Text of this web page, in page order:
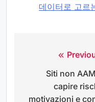
데이터로 고르
navigation
Siti non
capire
motivazioni e